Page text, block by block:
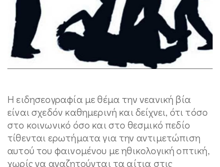
Η ειδησεογραφία με θέμα την νεανική βία
είναι σχεδόν καθημερινή και δείχνει, ότι τόσο
στο κοινωνικό όσο και στο θεσμικό πεδίο
τίθενται ερωτήματα για την αντιμετώπιση
αυτού του φαινομένου με ηθικολογική οπτική,
χωρίς να αναζητούνται τα αίτια στις